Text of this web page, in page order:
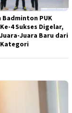
Badminton PUK
Ke-4 Sukses Digelar,
Juara Baru dari